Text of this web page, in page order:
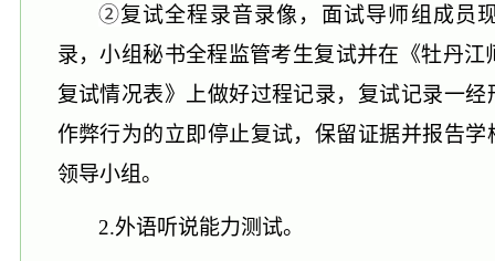
②复试全程录音录像，面试导师组成员
录，小组秘书全程监管考生复试并在《牡丹江
复试情况表》上做好过程记录，复试记录一
作弊行为的立即停止复试，保留证据并报告
领导小组。
2.外语听说能力测试。